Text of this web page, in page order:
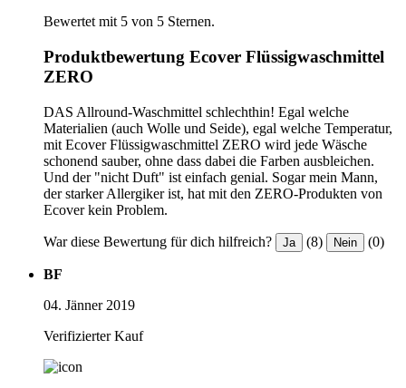
Bewertet mit 5 von 5 Sternen.
Produktbewertung Ecover Flüssigwaschmittel
ZERO
DAS Allround-Waschmittel schlechthin! Egal welche
Materialien (auch Wolle und Seide), egal welche Temperatur,
mit Ecover Flüssigwaschmittel ZERO wird jede Wäsche
schonend sauber, ohne dass dabei die Farben ausbleichen.
Und der "nicht Duft" ist einfach genial. Sogar mein Mann,
der starker Allergiker ist, hat mit den ZERO-Produkten von
Ecover kein Problem.
War diese Bewertung für dich hilfreich? Ja (8) Nein (0)
BF
04. Jänner 2019
Verifizierter Kauf